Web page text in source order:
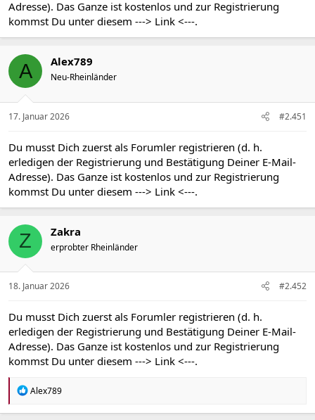
Adresse). Das Ganze ist kostenlos und zur Registrierung
kommst Du unter diesem ---> Link <---.
A Alex789
Neu-Rheinländer
17. Januar 2026 #2.451
Du musst Dich zuerst als Forumler registrieren (d. h.
erledigen der Registrierung und Bestätigung Deiner E-Mail-
Adresse). Das Ganze ist kostenlos und zur Registrierung
kommst Du unter diesem ---> Link <---.
Z Zakra
erprobter Rheinländer
18. Januar 2026 #2.452
Du musst Dich zuerst als Forumler registrieren (d. h.
erledigen der Registrierung und Bestätigung Deiner E-Mail-
Adresse). Das Ganze ist kostenlos und zur Registrierung
kommst Du unter diesem ---> Link <---.
R
a
Alex789